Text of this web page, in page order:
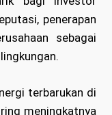
penerapan
sebagai
terbarukan di
meningkatnya